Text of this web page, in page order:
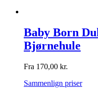
Baby Born
Bjørnehule
Fra 170,00 kr.
Sammenlign priser